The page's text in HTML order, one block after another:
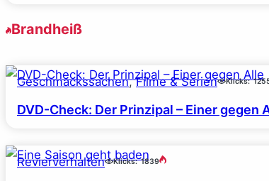
Brandheiß
Geschmackssachen, Filme & Serien Klicks:
DVD-Check: Der Prinzipal – Einer gegen
Revierverhalten Klicks: 1839